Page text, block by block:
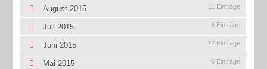
August 2015 11 Einträge
Juli 2015 6 Einträge
Juni 2015 12 Einträge
Mai 2015 6 Einträge